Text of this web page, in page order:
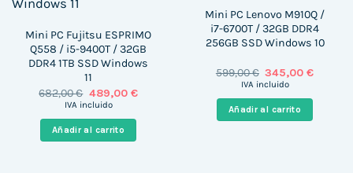
Mini PC Fujitsu ESPRIMO
Q558 / i5-9400T / 32GB
DDR4 1TB SSD Windows
11
682,00€ El
precio
era:
682,00 €.
489,00 €El
IVA incluido
Añadir al carrito
Mini PC Lenovo M910Q /
i7-6700T / 32GB DDR4
256GB SSD Windows 10
599,00€ El
precio
era:
599,00 €.
345,00€El
IVA incluido
Añadir al carrito